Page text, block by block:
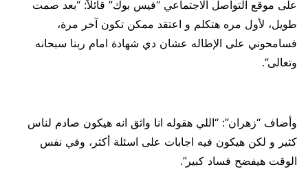
على موقع التواصل الاجتماعي “فيس بوك” قائلاً: “بعد صمت
طويل، لأول مره هتكلم و اعتقد ممكن تكون آخر مرة،
فسامحوني على الإطاله عشان دي شهادة امام ربنا سبحانه
وتعالى”.
وأضاف “زهران”: “اللي هقوله انا واثق انه هيكون صادم لناس
كثير و لكن هيكون فيه اجابات على اسئلة أكثر، وفي نفس
الوقت هيفضح فساد كبير”.